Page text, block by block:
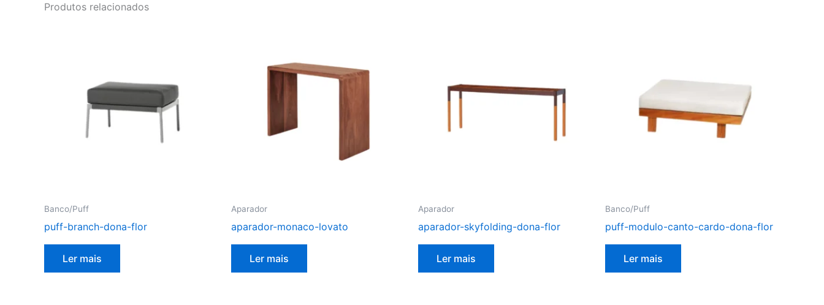
Produtos relacionados
Banco/Puff
puff-branch-dona-flor
Ler mais
Aparador
aparador-monaco-lovato
Ler mais
Aparador
aparador-skyfolding-dona-flor
Ler mais
Banco/Puff
puff-modulo-canto-cardo-dona-flor
Ler mais